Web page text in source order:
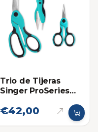
Trio de Tijeras
Singer ProSeries
Costura
€42,00